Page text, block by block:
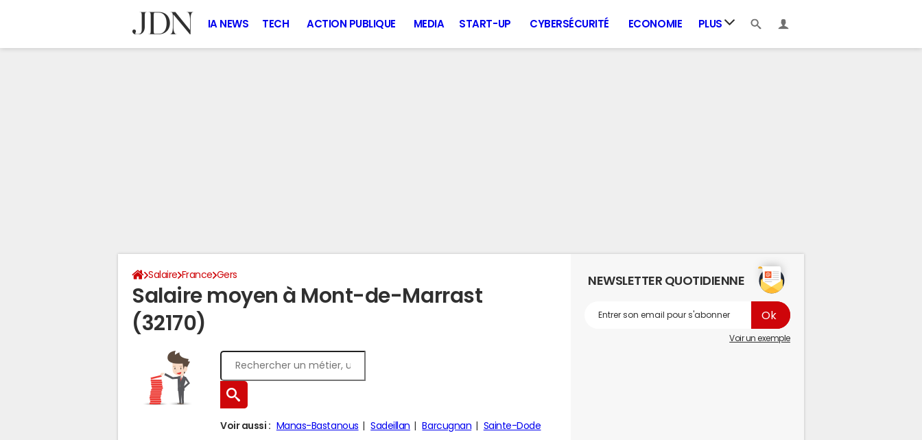
IA NEWS TECH ACTION PUBLIQUE MEDIA START-UP CYBERSÉCURITÉ ECONOMIE PLUS
Salaire France Gers
Salaire moyen à Mont-de-Marrast
(32170)
Voir aussi : Manas-Bastanous Sadeillan Barcugnan Sainte-Dode
NEWSLETTER QUOTIDIENNE
Voir un exemple